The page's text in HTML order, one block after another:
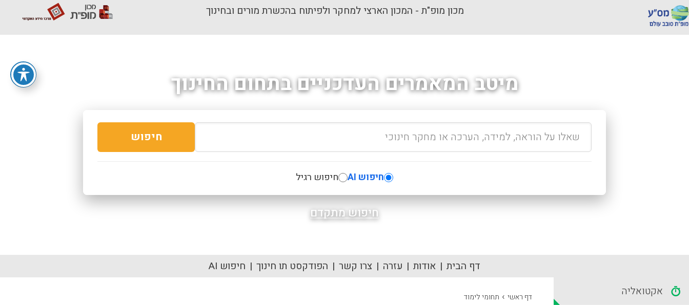
מכון מופ"ת - המכון הארצי למחקר ולפיתוח בהכשרת מורים ובחינוך
מיטב המאמרים העדכניים בתחום החינוך
חיפוש
חיפוש AI חיפוש רגיל
חיפוש מתקדם
דף הבית אודות עזרה צרו קשר הפודקסט תו חינוך חיפוש AI
דף ראשי › תחומי לימוד אקטואליה